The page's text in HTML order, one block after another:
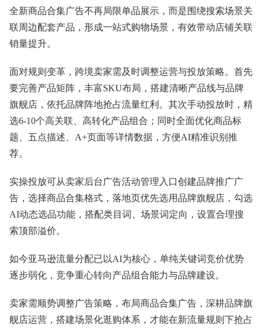
全新商品合集广告不再局限单品展示，而是围绕搜索场景关
联周边配套产品，形成一站式购物场景，有效带动店铺关联
销量提升。
面对规则变革，跨境卖家需及时调整运营与投放策略。首先
要完善产品矩阵，丰富SKU布局，搭建清晰产品线与品牌
旗舰店，依托品牌阵地抢占流量红利。其次手动投放时，精
选6-10个高关联、高转化产品组合；同时全面优化商品标
题、五点描述、A+页面等详情数据，方便AI精准识别推
荐。
实操投放可从卖家后台广告活动管理入口创建品牌推广广
告，选择商品合集格式，落地页优先选用品牌旗舰店，勾选
AI动态选品功能，搭配类目词、场景词定向，设置合理搜
索顶部溢价。
如今亚马逊流量分配已以AI为核心，单纯关键词竞价优势
逐步弱化，竞争重心转向产品组合能力与品牌建设。
卖家需顺势调整广告策略，布局商品合集广告，深耕品牌旗
舰店运营，搭建场景化逛购体系，才能在新流量规则下抢占